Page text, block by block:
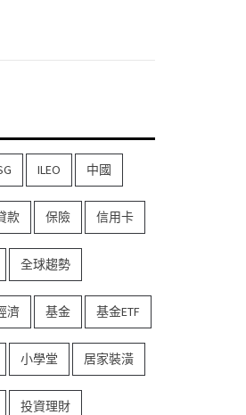
ILEO 中國
款 保險 信用卡
全球趨勢
濟 基金 基金ETF
小學堂 居家裝潢
投資理財